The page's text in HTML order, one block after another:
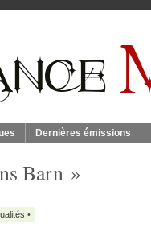
Dernières émissions
Barn »
•